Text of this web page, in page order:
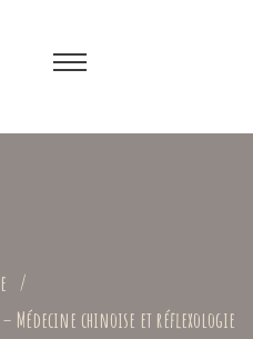
Médecine chinoise et réflexologie